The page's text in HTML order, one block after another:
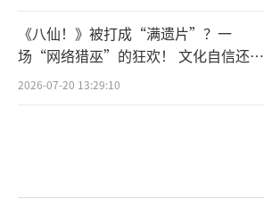
《八仙！》被打成“满遗片”？一
场“网络猎巫”的狂欢！ 文化自信还是
焦虑？
2026-07-20 13:29:10